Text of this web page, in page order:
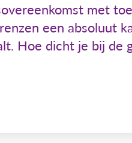
met
een absoluut
Hoe dicht je bij de